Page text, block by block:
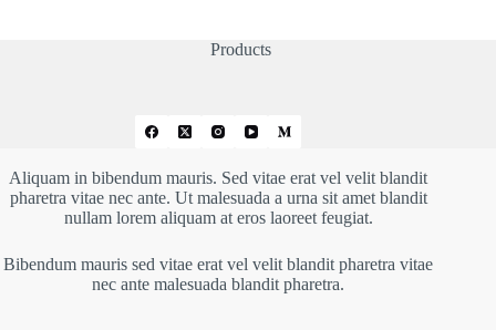
Products
Aliquam in bibendum mauris. Sed vitae erat vel velit blandit
pharetra vitae nec ante. Ut malesuada a urna sit amet blandit
nullam lorem aliquam at eros laoreet feugiat.
Bibendum mauris sed vitae erat vel velit blandit pharetra vitae
nec ante malesuada blandit pharetra.